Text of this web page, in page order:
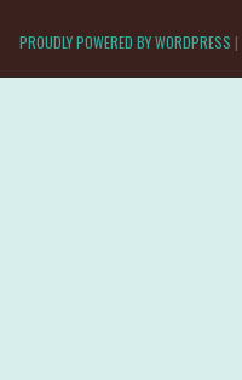
PROUDLY POWERED BY WORDPRESS |